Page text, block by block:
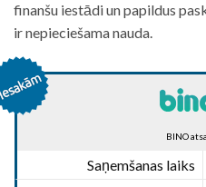
finanšu iestādi un papildus
ir nepieciešama nauda.
BINO
Saņemšanas laiks